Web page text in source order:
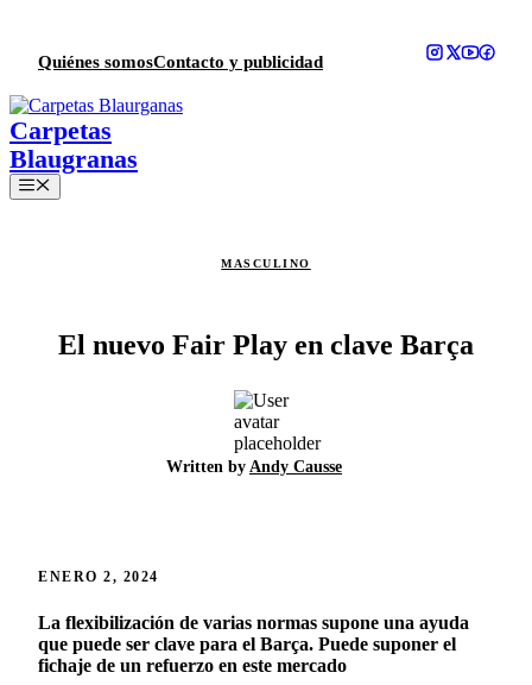
contenido
Quiénes somosContacto y publicidad
Menú
MASCULINO
El nuevo Fair Play en clave Barça
Written by Andy Causse
ENERO 2, 2024
La flexibilización de varias normas supone una ayuda
que puede ser clave para el Barça. Puede suponer el
fichaje de un refuerzo en este mercado